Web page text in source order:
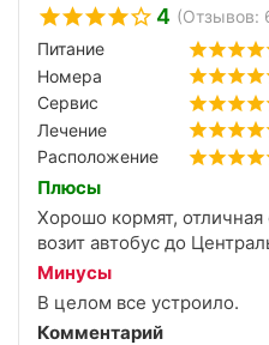
4 (Отзывов:
Питание
Номера
Сервис
Лечение
Расположение
Плюсы
Хорошо кормят,
возит автобус до
Минусы
В целом все устроило.
Комментарий